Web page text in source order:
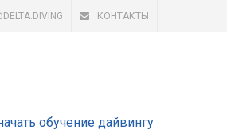
КОНТАКТЫ
обучение дайвингу